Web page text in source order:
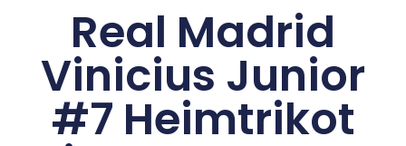
Real Madrid
Vinicius Junior
#7 Heimtrikot